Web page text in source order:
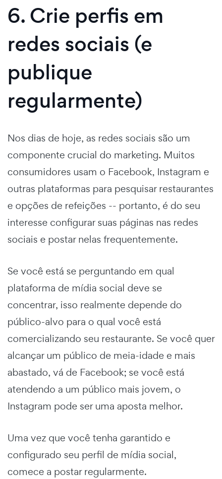
6. Crie perfis em
redes sociais (e
publique
regularmente)
Nos dias de hoje, as redes sociais são um
componente crucial do marketing. Muitos
consumidores usam o Facebook, Instagram e
outras plataformas para pesquisar restaurantes
e opções de refeições -- portanto, é do seu
interesse configurar suas páginas nas redes
sociais e postar nelas frequentemente.
Se você está se perguntando em qual
plataforma de mídia social deve se
concentrar, isso realmente depende do
público-alvo para o qual você está
comercializando seu restaurante. Se você quer
alcançar um público de meia-idade e mais
abastado, vá de Facebook; se você está
atendendo a um público mais jovem, o
Instagram pode ser uma aposta melhor.
Uma vez que você tenha garantido e
configurado seu perfil de mídia social,
comece a postar regularmente.